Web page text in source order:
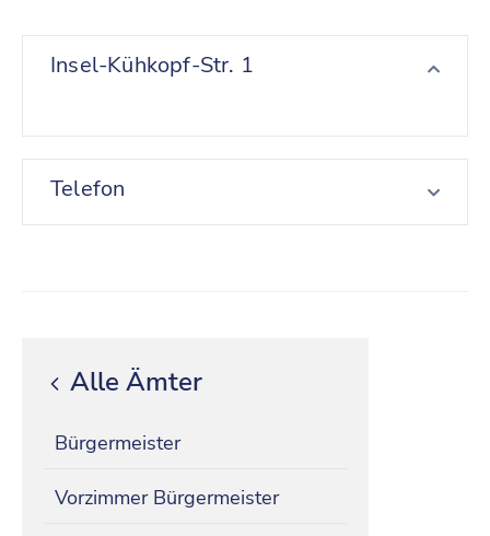
VEREINE
Alle Ämter
Bürgermeister
Vorzimmer Bürgermeister
Insel-Kühkopf-Str. 1
Telefon